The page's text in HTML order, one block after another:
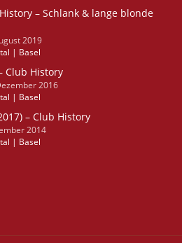
– Schlank & lange blonde
2019
| Basel
Club History
2016
| Basel
– Club History
2014
| Basel